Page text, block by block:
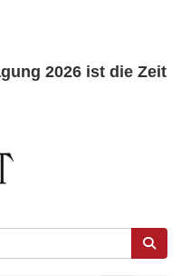
2026 ist die Zeit